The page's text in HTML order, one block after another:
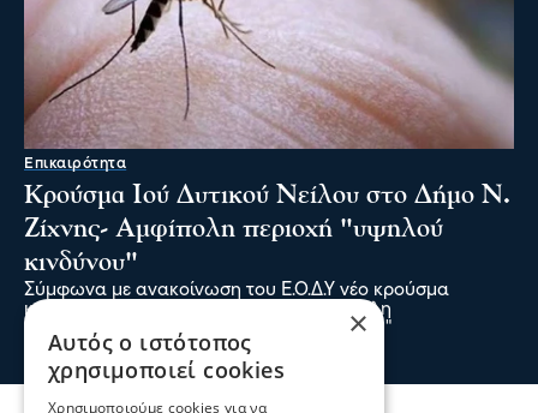
Σερραικά Νέα
Το Επιμελητήριο καλεί τις Σερραϊκές
επιχειρήσεις να λάβουν μέρος στην 90η
Δ.Ε.Θ.
05 Αυγ 2026, 20:28
×
Αυτός ο ιστότοπος
χρησιμοποιεί cookies
Χρησιμοποιούμε cookies για να